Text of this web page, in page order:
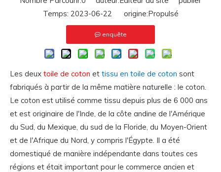
Temps: 2023-06-22 origine:Propulsé
enquête
Les deux toile de coton et tissu en toile de coton sont
fabriqués à partir de la même matière naturelle : le coton.
Le coton est utilisé comme tissu depuis plus de 6 000 ans
et est originaire de l'Inde, de la côte andine de l'Amérique
du Sud, du Mexique, du sud de la Floride, du Moyen-Orient
et de l'Afrique du Nord, y compris l'Égypte. Il a été
domestiqué de manière indépendante dans toutes ces
régions et était important pour le commerce ancien et